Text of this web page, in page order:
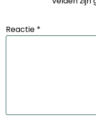
Reactie *